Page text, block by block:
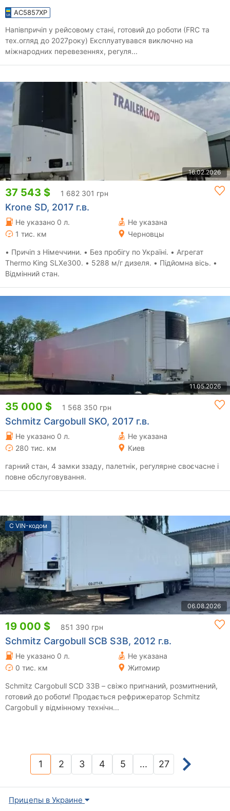
AC5857XP
Напівпричіп у рейсовому стані, готовий до роботи (FRC та
тех.огляд до 2027року) Експлуатувався виключно на
міжнародних перевезеннях, регуля...
16.02.2026
37 543 $ 1 682 301 грн
Krone SD, 2017 г.в.
Не указано 0 л.
Не указана
1 тис. км
Черновцы
• Причіп з Німеччини. • Без пробігу по Україні. • Агрегат
Thermo King SLXe300. • 5288 м/г дизеля. • Підйомна вісь. •
Відмінний стан.
11.05.2026
35 000 $ 1 568 350 грн
Schmitz Cargobull SKO, 2017 г.в.
Не указано 0 л.
Не указана
280 тис. км
Киев
гарний стан, 4 замки ззаду, палетнік, регулярне своєчасне і
повне обслуговування.
С VIN-кодом
06.08.2026
19 000 $ 851 390 грн
Schmitz Cargobull SCB S3B, 2012 г.в.
Не указано 0 л.
Не указана
0 тис. км
Житомир
Schmitz Cargobull SCD 33B – свіжо пригнаний, розмитнений,
готовий до роботи! Продається рефрижератор Schmitz
Cargobull у відмінному технічн...
1(current)
2 3 4 5 ... 27
Прицепы в Украине